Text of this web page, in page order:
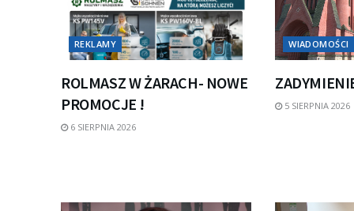
REKLAMY
ROLMASZ W ŻARACH- NOWE
PROMOCJE !
6 SIERPNIA 2026
WIADOMOŚCI
5 SIERPNIA 2026